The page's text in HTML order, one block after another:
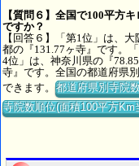
【質問６】全国で100平方
ですか？
【回答６】「第1位」は、
都の『131.77ヶ寺』です。
4位」は、神奈川県の『
寺』です。全国の都道府県
できます。都道府県別寺院
寺院数順位(面積100平方Km